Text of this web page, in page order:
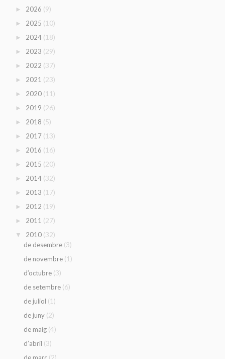
► 2026 (9)
► 2025 (10)
► 2024 (18)
► 2023 (29)
► 2022 (37)
► 2021 (23)
► 2020 (11)
► 2019 (26)
► 2018 (5)
► 2017 (13)
► 2016 (16)
► 2015 (20)
► 2014 (32)
► 2013 (17)
► 2012 (19)
► 2011 (27)
▼ 2010 (32)
de desembre (3)
de novembre (1)
d’octubre (3)
de setembre (6)
de juliol (1)
de juny (2)
de maig (4)
d’abril (3)
(2)